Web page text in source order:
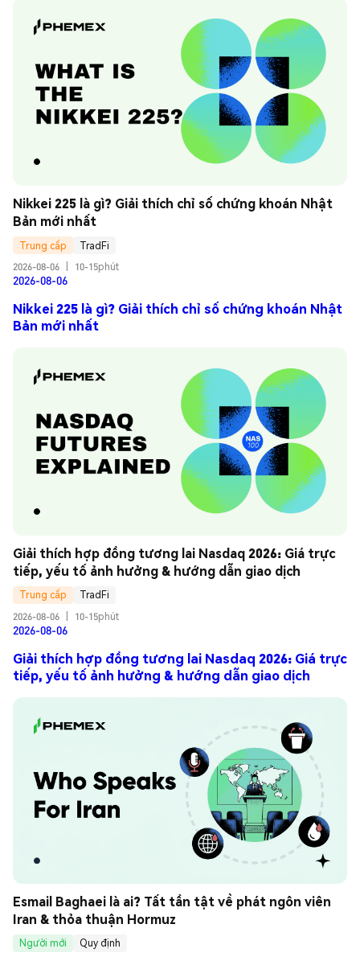
Nikkei 225 là gì? Giải thích chỉ số chứng khoán Nhật
Bản mới nhất
Trung cấp
TradFi
2026-08-06
10-15phút
2026-08-06
Nikkei 225 là gì? Giải thích chỉ số chứng khoán Nhật
Bản mới nhất
Giải thích hợp đồng tương lai Nasdaq 2026: Giá trực
tiếp, yếu tố ảnh hưởng & hướng dẫn giao dịch
Trung cấp
TradFi
2026-08-06
10-15phút
2026-08-06
Giải thích hợp đồng tương lai Nasdaq 2026: Giá trực
tiếp, yếu tố ảnh hưởng & hướng dẫn giao dịch
Esmail Baghaei là ai? Tất tần tật về phát ngôn viên
Iran & thỏa thuận Hormuz
Người mới
Quy định